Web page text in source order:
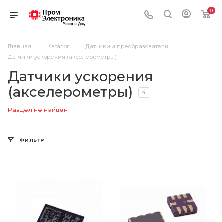
0
Главная — Каталог — Датчики и преобразователи —
Датчики ускорения (акселерометры)
Датчики ускорения
(акселерометры)
4
Раздел не найден
ФИЛЬТР